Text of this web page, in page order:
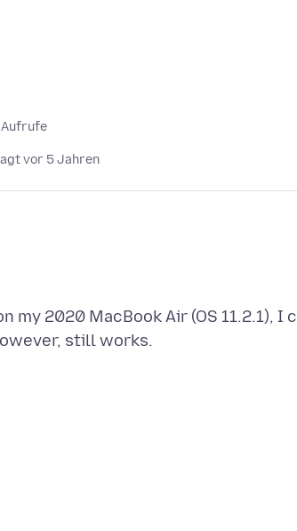
Aufrufe
vor 5 Jahren
my 2020 MacBook Air (OS 11.2.1), I